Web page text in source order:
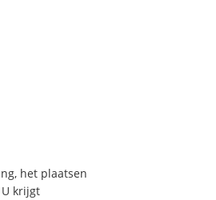
het plaatsen
krijgt